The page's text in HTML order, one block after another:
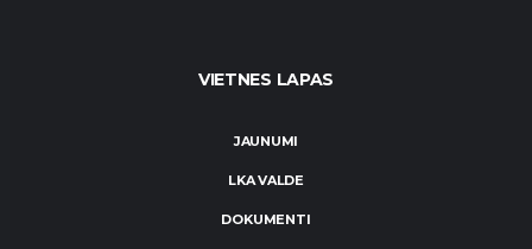
VIETNES LAPAS
JAUNUMI
LKA VALDE
DOKUMENTI